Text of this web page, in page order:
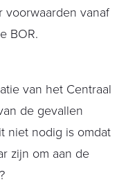
vanaf
BOR.
van het Centraal
de gevallen
niet nodig is omdat
zijn om aan de